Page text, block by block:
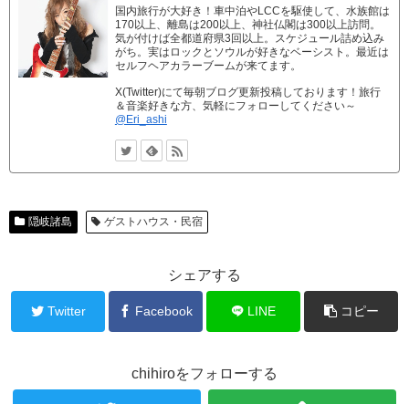
国内旅行が大好き！車中泊やLCCを駆使して、水族館は
170以上、離島は200以上、神社仏閣は300以上訪問。
気が付けば全都道府県3回以上。スケジュール詰め込み
がち。実はロックとソウルが好きなベーシスト。最近は
セルフヘアカラーブームが来てます。
X(Twitter)にて毎朝ブログ更新投稿しております！旅行
＆音楽好きな方、気軽にフォローしてください～
@Eri_ashi
隠岐諸島 ゲストハウス・民宿
シェアする
Twitter Facebook LINE コピー
chihiroをフォローする